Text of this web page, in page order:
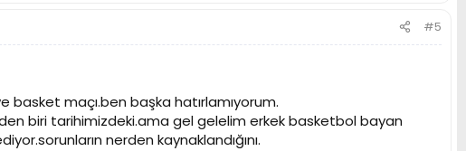
#5
basket maçı.ben başka hatırlamıyorum.
biri tarihimizdeki.ama gel gelelim erkek basketbol bayan
nerden kaynaklandığını.